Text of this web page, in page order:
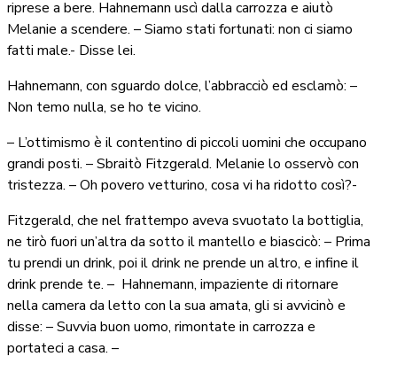
riprese a bere. Hahnemann uscì dalla carrozza e aiutò
Melanie a scendere. – Siamo stati fortunati: non ci siamo
fatti male.- Disse lei.
Hahnemann, con sguardo dolce, l’abbracciò ed esclamò: –
Non temo nulla, se ho te vicino.
– L’ottimismo è il contentino di piccoli uomini che occupano
grandi posti. – Sbraitò Fitzgerald. Melanie lo osservò con
tristezza. – Oh povero vetturino, cosa vi ha ridotto così?-
Fitzgerald, che nel frattempo aveva svuotato la bottiglia,
ne tirò fuori un’altra da sotto il mantello e biascicò: – Prima
tu prendi un drink, poi il drink ne prende un altro, e infine il
drink prende te. – Hahnemann, impaziente di ritornare
nella camera da letto con la sua amata, gli si avvicinò e
disse: – Suvvia buon uomo, rimontate in carrozza e
portateci a casa. –